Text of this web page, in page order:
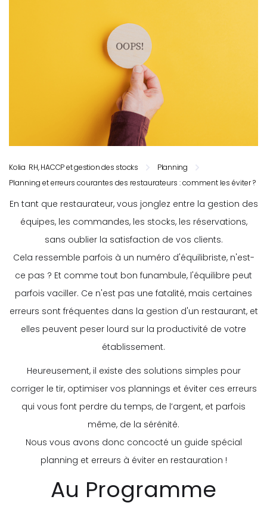
Kolia RH, HACCP et gestion des stocks
Planning
Planning et erreurs courantes des restaurateurs : comment les éviter ?
En tant que restaurateur, vous jonglez entre la gestion des
équipes, les commandes, les stocks, les réservations,
sans oublier la satisfaction de vos clients.
Cela ressemble parfois à un numéro d'équilibriste, n'est-
ce pas ? Et comme tout bon funambule, l'équilibre peut
parfois vaciller. Ce n'est pas une fatalité, mais certaines
erreurs sont fréquentes dans la gestion d'un restaurant, et
elles peuvent peser lourd sur la productivité de votre
établissement.
Heureusement, il existe des solutions simples pour
corriger le tir, optimiser vos plannings et éviter ces erreurs
qui vous font perdre du temps, de l’argent, et parfois
même, de la sérénité.
Nous vous avons donc concocté un guide spécial
planning et erreurs à éviter en restauration !
Au Programme